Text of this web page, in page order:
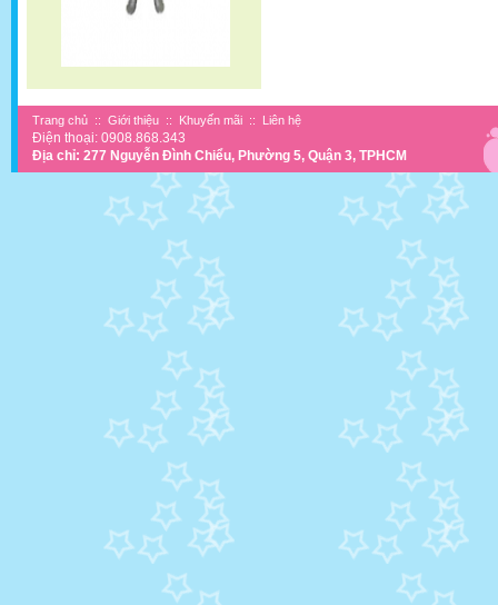
Trang chủ :: Giới thiệu :: Khuyến mãi :: Liên hệ
Điện thoại: 0908.868.343
Địa chỉ: 277 Nguyễn Đình Chiểu, Phường 5, Quận 3, TPHCM